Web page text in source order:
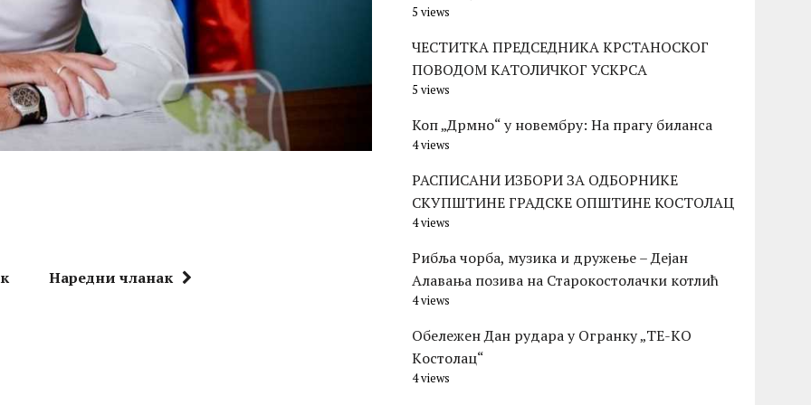
Наредни чланак
5 views
ЧЕСТИТКА ПРЕДСЕДНИКА КРСТАНОСКОГ
ПОВОДОМ КАТОЛИЧКОГ УСКРСА
5 views
Коп „Дрмно“ у новембру: На прагу биланса
4 views
РАСПИСАНИ ИЗБОРИ ЗА ОДБОРНИКЕ
СКУПШТИНЕ ГРАДСКЕ ОПШТИНЕ КОСТОЛАЦ
4 views
Рибља чорба, музика и дружење – Дејан
Алавања позива на Старокостолачки котлић
4 views
Обележен Дан рудара у Огранку „ТЕ-KО
Kостолац“
4 views